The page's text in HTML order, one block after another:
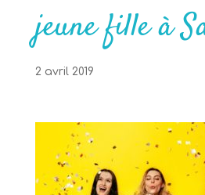
jeune fille à
2 avril 2019